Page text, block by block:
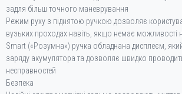
задля більш точного маневрування
Режим руху з піднятою ручкою дозволяє
вузьких проходах навіть, якщо немає можливості
Smart («Розумна») ручка обладнана дисплеєм,
заряду акумулятора та дозволяє швидко
несправностей
Безпека